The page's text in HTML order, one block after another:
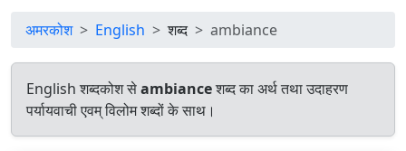
अमरकोश English शब्द ambiance
English शब्दकोश सेambianceशब्द का अर्थ तथा उदाहरण
पर्यायवाची एवम् विलोम शब्दों के साथ।